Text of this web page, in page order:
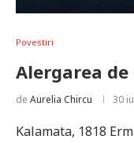
Povestiri
Alergarea de
de Aurelia Chircu 30
Kalamata, 1818